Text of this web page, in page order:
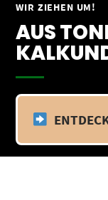
WIR ZIEHEN UM!
AUS
Springe
Inhalt
Vom 09.04.25 -
Zeitraum